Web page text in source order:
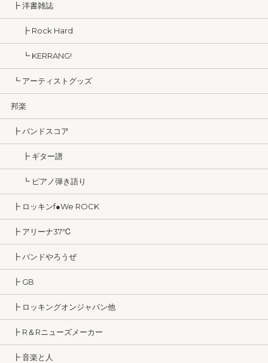
┣ 洋書雑誌
┣ Rock Hard
┗ KERRANG!
┗ アーティストグッズ
邦楽
┣ バンドスコア
┣ ギター譜
┗ ピアノ弾き語り
┣ ロッキンf●We ROCK
┣ アリーナ37℃
┣ バンドやろうぜ
┣ GB
┣ ロッキングオンジャパン他
┣ R＆Rニューズメーカー
┣ 音楽と人